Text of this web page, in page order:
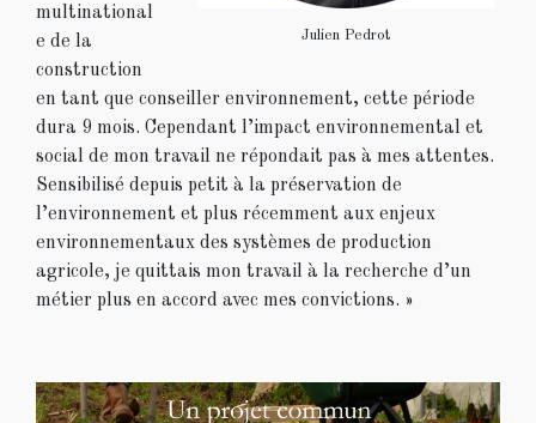
Julien Pedrot
multinational
e de la
construction
en tant que conseiller environnement, cette période
dura 9 mois. Cependant l’impact environnemental et
social de mon travail ne répondait pas à mes attentes.
Sensibilisé depuis petit à la préservation de
l’environnement et plus récemment aux enjeux
environnementaux des systèmes de production
agricole, je quittais mon travail à la recherche d’un
métier plus en accord avec mes convictions. »